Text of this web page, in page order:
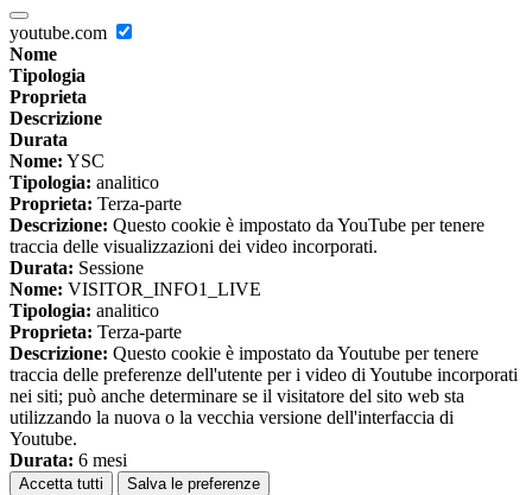
youtube.com
Nome
Tipologia
Proprieta
Descrizione
Durata
Nome: YSC
Tipologia: analitico
Proprieta: Terza-parte
Descrizione: Questo cookie è impostato da YouTube per tenere
traccia delle visualizzazioni dei video incorporati.
Durata: Sessione
Nome: VISITOR_INFO1_LIVE
Tipologia: analitico
Proprieta: Terza-parte
Descrizione: Questo cookie è impostato da Youtube per tenere
traccia delle preferenze dell'utente per i video di Youtube incorporati
nei siti; può anche determinare se il visitatore del sito web sta
utilizzando la nuova o la vecchia versione dell'interfaccia di
Youtube.
Durata: 6 mesi
Accetta tutti Salva le preferenze